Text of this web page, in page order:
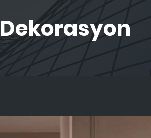
Dekorasyon